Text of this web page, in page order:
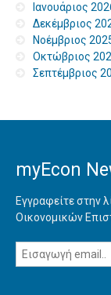
Ιανουάριος
Δεκέμβριος
Νοέμβριος
Οκτώβριος
Σεπτέμβριος
myEcon
Εγγραφείτε στην
Οικονομικών